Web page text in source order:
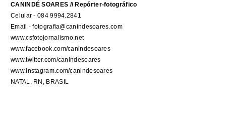
CANINDÉ SOARES // Repórter-fotográfico
Celular - 084 9994.2841
Email - fotografia@canindesoares.com
www.csfotojornalismo.net
www.facebook.com/canindesoares
www.twitter.com/canindesoares
www.instagram.com/canindesoares
NATAL, RN, BRASIL